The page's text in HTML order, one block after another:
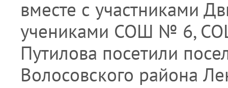
вместе с участниками
учениками СОШ № 6,
Путилова посетили
Волосовского района